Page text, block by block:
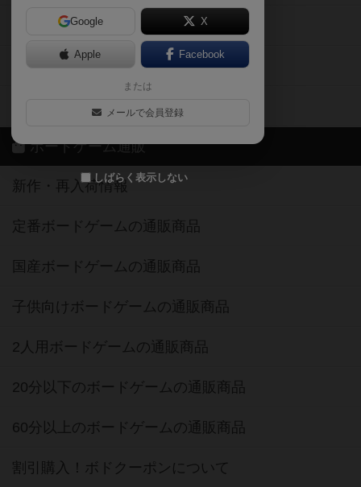
Google X
Apple Facebook
または
メールで会員登録
しばらく表示しない
ボドとも・会員一覧
ボードゲーム業界コラム
ボドゲーマご利用案内
ボードゲーム通販
新作・再入荷情報
定番ボードゲームの通販商品
国産ボードゲームの通販商品
子供向けボードゲームの通販商品
2人用ボードゲームの通販商品
20分以下のボードゲームの通販商品
60分以上のボードゲームの通販商品
割引購入！ボドクーポンについて